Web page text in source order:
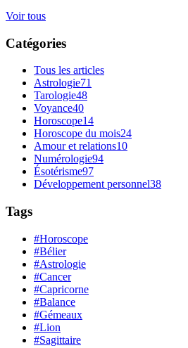
Voir tous
Catégories
Tous les articles
Astrologie71
Tarologie48
Voyance40
Horoscope14
Horoscope du mois24
Amour et relations10
Numérologie94
Ésotérisme97
Développement personnel38
Tags
#Horoscope
#Bélier
#Astrologie
#Cancer
#Capricorne
#Balance
#Gémeaux
#Lion
#Sagittaire